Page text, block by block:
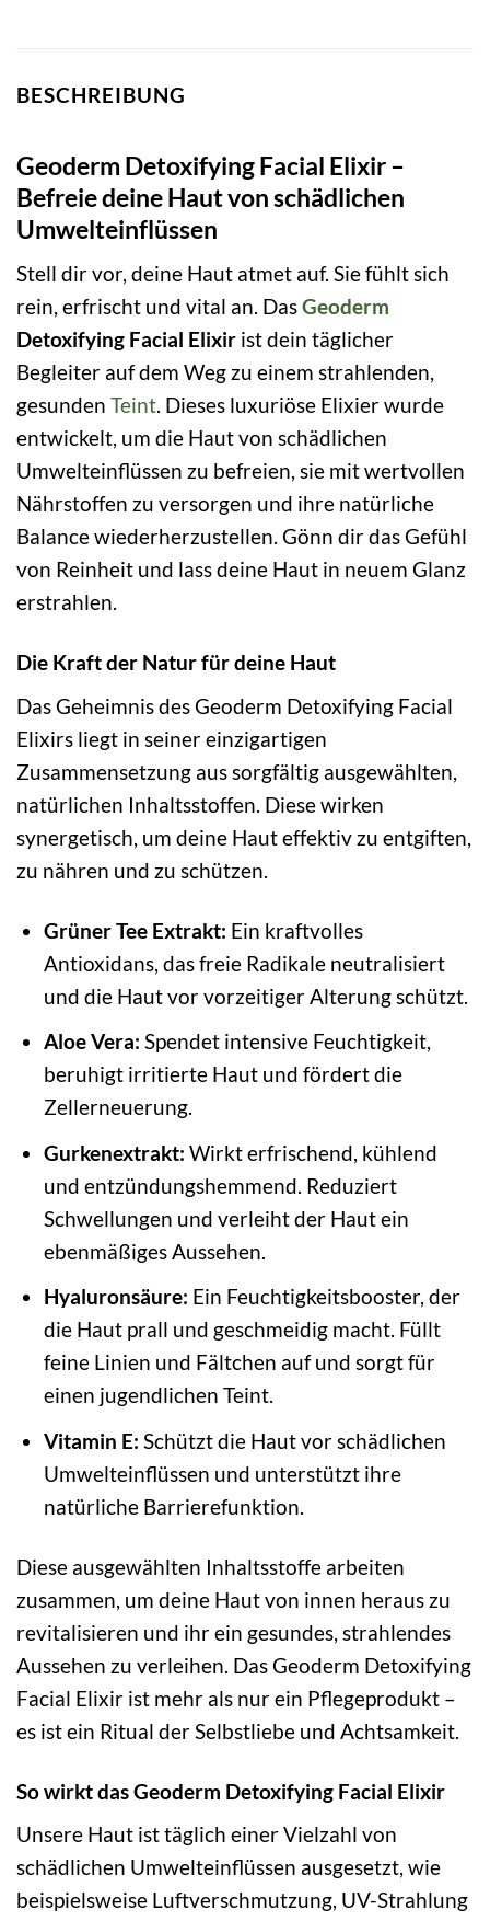
BESCHREIBUNG
Geoderm Detoxifying Facial Elixir –
Befreie deine Haut von schädlichen
Umwelteinflüssen
Stell dir vor, deine Haut atmet auf. Sie fühlt sich
rein, erfrischt und vital an. DasGeoderm
Detoxifying Facial Elixir ist dein täglicher
Begleiter auf dem Weg zu einem strahlenden,
gesunden Teint. Dieses luxuriöse Elixier wurde
entwickelt, um die Haut von schädlichen
Umwelteinflüssen zu befreien, sie mit wertvollen
Nährstoffen zu versorgen und ihre natürliche
Balance wiederherzustellen. Gönn dir das Gefühl
von Reinheit und lass deine Haut in neuem Glanz
erstrahlen.
Die Kraft der Natur für deine Haut
Das Geheimnis des Geoderm Detoxifying Facial
Elixirs liegt in seiner einzigartigen
Zusammensetzung aus sorgfältig ausgewählten,
natürlichen Inhaltsstoffen. Diese wirken
synergetisch, um deine Haut effektiv zu entgiften,
zu nähren und zu schützen.
Grüner Tee Extrakt: Ein kraftvolles
Antioxidans, das freie Radikale neutralisiert
und die Haut vor vorzeitiger Alterung schützt.
Aloe Vera: Spendet intensive Feuchtigkeit,
beruhigt irritierte Haut und fördert die
Zellerneuerung.
Gurkenextrakt: Wirkt erfrischend, kühlend
und entzündungshemmend. Reduziert
Schwellungen und verleiht der Haut ein
ebenmäßiges Aussehen.
Hyaluronsäure: Ein Feuchtigkeitsbooster, der
die Haut prall und geschmeidig macht. Füllt
feine Linien und Fältchen auf und sorgt für
einen jugendlichen Teint.
Vitamin E: Schützt die Haut vor schädlichen
Umwelteinflüssen und unterstützt ihre
natürliche Barrierefunktion.
Diese ausgewählten Inhaltsstoffe arbeiten
zusammen, um deine Haut von innen heraus zu
revitalisieren und ihr ein gesundes, strahlendes
Aussehen zu verleihen. Das Geoderm Detoxifying
Facial Elixir ist mehr als nur ein Pflegeprodukt –
es ist ein Ritual der Selbstliebe und Achtsamkeit.
So wirkt das Geoderm Detoxifying Facial Elixir
Unsere Haut ist täglich einer Vielzahl von
schädlichen Umwelteinflüssen ausgesetzt, wie
beispielsweise Luftverschmutzung, UV-Strahlung